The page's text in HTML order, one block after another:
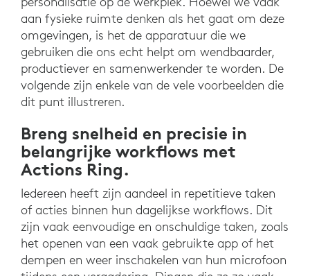
aan fysieke ruimte denken als het gaat om deze
omgevingen, is het de apparatuur die we
gebruiken die ons echt helpt om wendbaarder,
productiever en samenwerkender te worden. De
volgende zijn enkele van de vele voorbeelden die
dit punt illustreren.
Breng snelheid en precisie in
belangrijke workflows met
Actions Ring.
Iedereen heeft zijn aandeel in repetitieve taken
of acties binnen hun dagelijkse workflows. Dit
zijn vaak eenvoudige en onschuldige taken, zoals
het openen van een vaak gebruikte app of het
dempen en weer inschakelen van hun microfoon